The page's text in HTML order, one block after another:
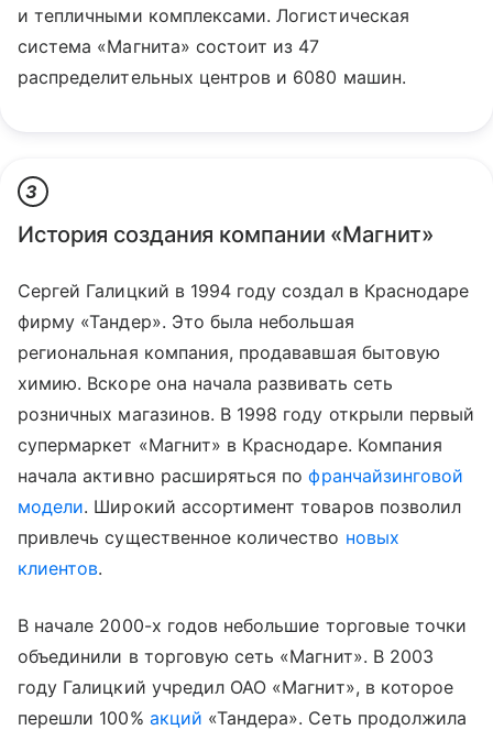
и тепличными комплексами. Логистическая
система «Магнита» состоит из 47
распределительных центров и 6080 машин.
3
История создания компании «Магнит»
Сергей Галицкий в 1994 году создал в Краснодаре
фирму «Тандер». Это была небольшая
региональная компания, продававшая бытовую
химию. Вскоре она начала развивать сеть
розничных магазинов. В 1998 году открыли первый
супермаркет «Магнит» в Краснодаре. Компания
начала активно расширяться пофранчайзинговой
модели. Широкий ассортимент товаров позволил
привлечь существенное количество новых
клиентов.
В начале 2000-х годов небольшие торговые точки
объединили в торговую сеть «Магнит». В 2003
году Галицкий учредил ОАО «Магнит», в которое
перешли 100% акций «Тандера». Сеть продолжила